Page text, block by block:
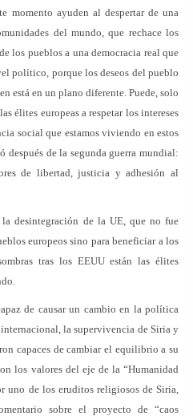
momento ayuden al despertar de una
del mundo, que rechace los
los pueblos a una democracia real que
político, porque los deseos del pueblo
está en un plano diferente. Puede, solo
élites europeas a respetar los intereses
social que estamos viviendo en estos
después de la segunda guerra mundial:
de libertad, justicia y adhesión al
desintegración de la UE, que no fue
europeos sino para beneficiar a los
tras los EEUU están las élites
de causar un cambio en la política
la supervivencia de Siria y
capaces de cambiar el equilibrio a su
los valores del eje de la “Humanidad
uno de los eruditos religiosos de Siria,
sobre el proyecto de “caos